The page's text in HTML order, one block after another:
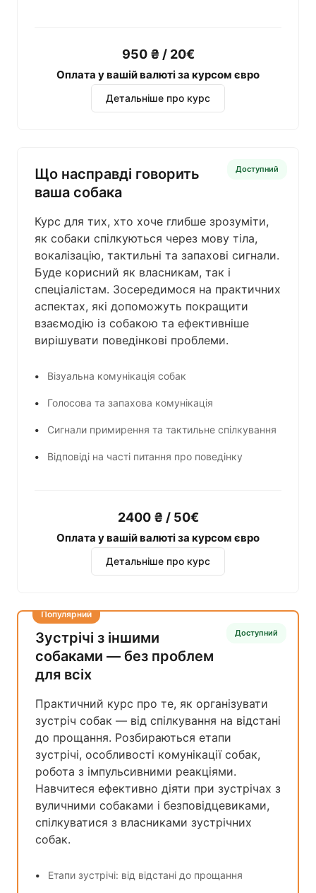
950 ₴ / 20€
Оплата у вашій валюті за курсом євро
Детальніше про курс
Доступний
Що насправді говорить
ваша собака
Курс для тих, хто хоче глибше зрозуміти,
як собаки спілкуються через мову тіла,
вокалізацію, тактильні та запахові сигнали.
Буде корисний як власникам, так і
спеціалістам. Зосередимося на практичних
аспектах, які допоможуть покращити
взаємодію із собакою та ефективніше
вирішувати поведінкові проблеми.
Візуальна комунікація собак
Голосова та запахова комунікація
Сигнали примирення та тактильне спілкування
Відповіді на часті питання про поведінку
2400 ₴ / 50€
Оплата у вашій валюті за курсом євро
Детальніше про курс
Популярний
Доступний
Зустрічі з іншими
собаками — без проблем
для всіх
Практичний курс про те, як організувати
зустріч собак — від спілкування на відстані
до прощання. Розбираються етапи
зустрічі, особливості комунікації собак,
робота з імпульсивними реакціями.
Навчитеся ефективно діяти при зустрічах з
вуличними собаками і безповідцевиками,
спілкуватися з власниками зустрічних
собак.
Етапи зустрічі: від відстані до прощання